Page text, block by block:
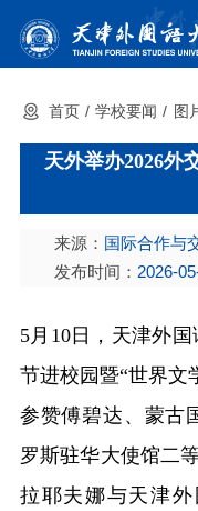
首页
学校概况
机构设置
学术科研
招生就业
校园文化
首页 学校要闻 图
天外举办2026外
来源： 国际合作与
发布时间： 2026-
5月10日，天津外
节进校园暨“世界文
参赞傅碧达、蒙古
罗斯驻华大使馆二
拉耶夫娜与天津